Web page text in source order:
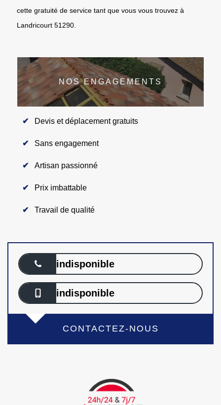
cette gratuité de service tant que vous vous trouvez à
Landricourt 51290.
NOS ENGAGEMENTS
Devis et déplacement gratuits
Sans engagement
Artisan passionné
Prix imbattable
Travail de qualité
indisponible
indisponible
CONTACTEZ-NOUS